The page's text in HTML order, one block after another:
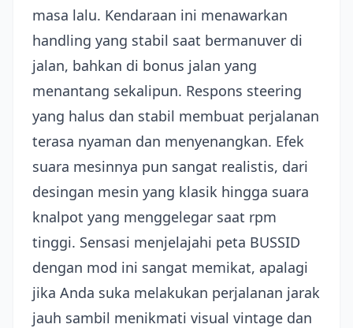
masa lalu. Kendaraan ini menawarkan
handling yang stabil saat bermanuver di
jalan, bahkan di bonus jalan yang
menantang sekalipun. Respons steering
yang halus dan stabil membuat perjalanan
terasa nyaman dan menyenangkan. Efek
suara mesinnya pun sangat realistis, dari
desingan mesin yang klasik hingga suara
knalpot yang menggelegar saat rpm
tinggi. Sensasi menjelajahi peta BUSSID
dengan mod ini sangat memikat, apalagi
jika Anda suka melakukan perjalanan jarak
jauh sambil menikmati visual vintage dan